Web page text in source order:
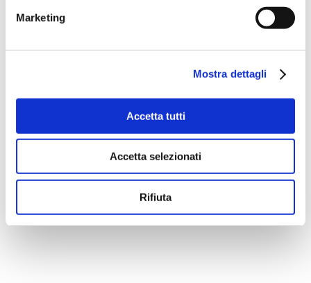
Marketing
Mostra dettagli
Accetta tutti
Accetta selezionati
Rifiuta